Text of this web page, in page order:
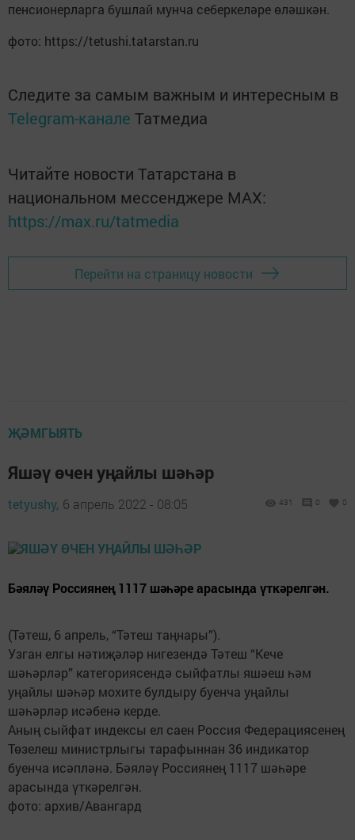
пенсионерларга бушлай мунча себеркеләре өләшкән.
фото: https://tetushi.tatarstan.ru
Следите за самым важным и интересным в
Telegram-канале Татмедиа
Читайте новости Татарстана в
национальном мессенджере MАХ:
https://max.ru/tatmedia
Перейти на страницу новости
ҖӘМГЫЯТЬ
Яшәү өчен уңайлы шәһәр
tetyushy, 6 апрель 2022 - 08:05 431 0 0
Бәяләү Россиянең 1117 шәһәре арасында үткәрелгән.
(Тәтеш, 6 апрель, “Тәтеш таңнары”).
Узган елгы нәтиҗәләр нигезендә Тәтеш “Кече
шәһәрләр” категориясендә сыйфатлы яшәеш һәм
уңайлы шәһәр мохите булдыру буенча уңайлы
шәһәрләр исәбенә керде.
Аның сыйфат индексы ел саен Россия Федерациясенең
Төзелеш министрлыгы тарафыннан 36 индикатор
буенча исәпләнә. Бәяләү Россиянең 1117 шәһәре
арасында үткәрелгән.
фото: архив/Авангард